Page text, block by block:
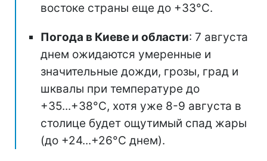
востоке страны еще до +33°С.
Погода в Киеве и области: 7 августа
днем ожидаются умеренные и
значительные дожди, грозы, град и
шквалы при температуре до
+35...+38°С, хотя уже 8-9 августа в
столице будет ощутимый спад жары
(до +24...+26°С днем).